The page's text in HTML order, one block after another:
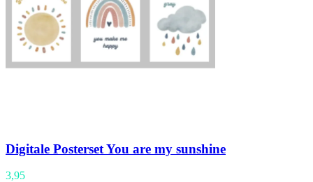
Digitale Posterset You are my sunshine
3,95